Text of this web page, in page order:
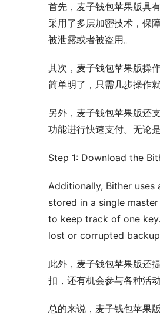
首先，麦子钱包苹果版具
采用了多层加密技术，保
被泄露或者被盗用。
其次，麦子钱包苹果版操
简单明了，只需几步操作
另外，麦子钱包苹果版还
功能进行快速支付。无论
Step 1: Download the
Additionally, Bither
stored in a single
to keep track of one
lost or corrupted
此外，麦子钱包苹果版还
扣，还有机会参与各种活
总的来说，麦子钱包苹果